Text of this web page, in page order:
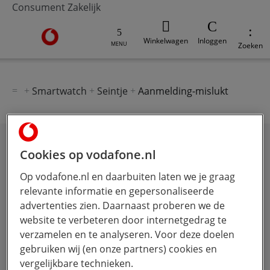
Consument Zakelijk
Ga naar de Vodafone homepage
MENU Winkelwagen Inloggen Zoeken
Smartwatch Seintje Aanmelding-mislukt
Helaas, je aanmelding is niet
doorgekomen
Er is iets mis gegaan bij het versturen van je
gegevens. Probeer het nog eens, zodat we je op de
hoogte kunnen houden.
Terug naar het formulier
Cookies op vodafone.nl
Op vodafone.nl en daarbuiten laten we je graag
relevante informatie en gepersonaliseerde
advertenties zien. Daarnaast proberen we de
website te verbeteren door internetgedrag te
verzamelen en te analyseren. Voor deze doelen
gebruiken wij (en onze partners) cookies en
vergelijkbare technieken.